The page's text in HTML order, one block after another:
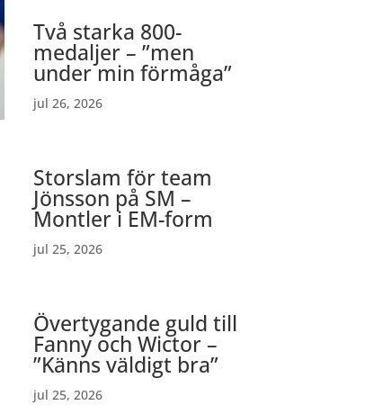
Två starka 800-
medaljer – ”men
under min förmåga”
jul 26, 2026
Storslam för team
Jönsson på SM –
Montler i EM-form
jul 25, 2026
Övertygande guld till
Fanny och Wictor –
”Känns väldigt bra”
jul 25, 2026